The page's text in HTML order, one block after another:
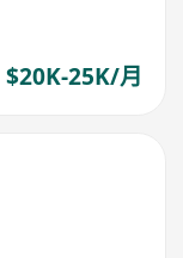
$20K-25K/月